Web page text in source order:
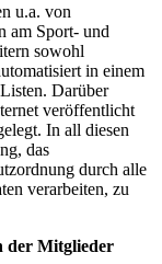
u.a. von
am Sport- und
sowohl
in einem
Darüber
veröffentlicht
In all diesen
das
durch alle
verarbeiten, zu
der Mitglieder